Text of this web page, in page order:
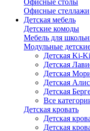
Офисные столы
Офисные стеллажи
Детская мебель
Детские комоды
Мебель для
Модульные
Детская Ki-Ki
Детская
Детская
Детская
Детская
Все
Детская кровать
Детская
Детская